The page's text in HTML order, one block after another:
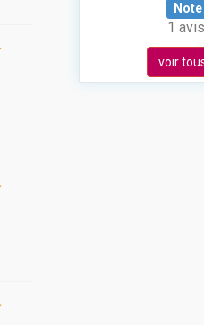
Note
1
voir